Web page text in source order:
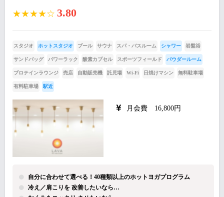
★★★★☆ 3.80
スタジオ ホットスタジオ プール サウナ スパ・バスルーム シャワー 岩盤浴
サンドバッグ パワーラック 酸素カプセル スポーツフィールド パウダールーム
プロテインラウンジ 売店 自動販売機 託児場 Wi-Fi 日焼けマシン 無料駐車場
有料駐車場 駅近
月会費 16,800円
自分に合わせて選べる！40種類以上のホットヨガプログラム
冷え／肩こりを 改善したいなら…